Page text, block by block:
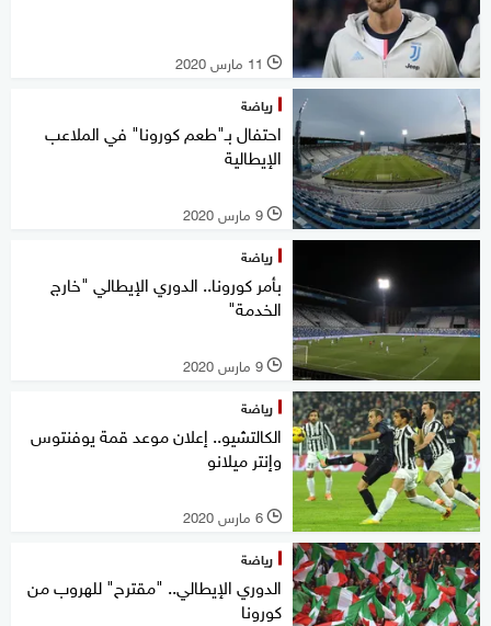
l 11 مارس 2020
رياضة
احتفال بـ"طعم كورونا" في الملاعب
الإيطالية
l 9 مارس 2020
رياضة
بأمر كورونا.. الدوري الإيطالي "خارج
الخدمة"
l 9 مارس 2020
رياضة
الكالتشيو.. إعلان موعد قمة يوفنتوس
وإنتر ميلانو
l 6 مارس 2020
رياضة
الدوري الإيطالي.. "مقترح" للهروب من
كورونا